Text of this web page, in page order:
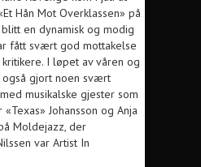
Hån Mot Overklassen» på
en dynamisk og modig
fått svært god mottakelse
I løpet av våren og
også gjort noen svært
musikalske gjester som
Johansson og Anja
Moldejazz, der
var Artist In